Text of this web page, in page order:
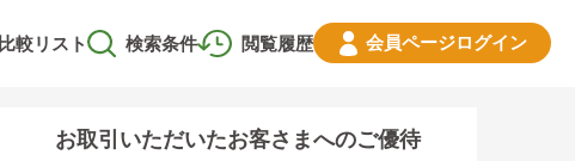
閲覧履歴
比較リスト 検索条件 会員ページログイン
お取引いただいたお客さまへのご優待